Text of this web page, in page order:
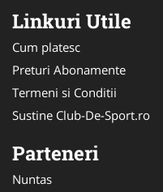
Linkuri Utile
Cum platesc
Preturi Abonamente
Termeni si Conditii
Sustine Club-De-Sport.ro
Parteneri
Nuntas